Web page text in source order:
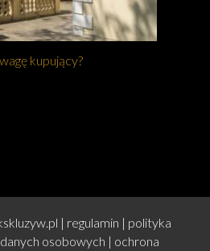
kupujący?
| regulamin | polityka
osobowych | ochrona